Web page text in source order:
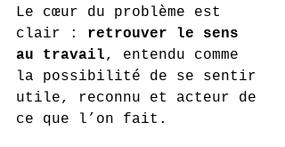
Le cœur du problème est
clair : retrouver le sens
au travail, entendu comme
la possibilité de se sentir
utile, reconnu et acteur de
ce que l’on fait.